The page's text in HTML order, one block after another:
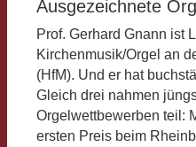
Ausgezeichnete
Prof. Gerhard Gnann ist
Kirchenmusik/Orgel an
(HfM). Und er hat
Gleich drei nahmen
Orgelwettbewerben teil:
ersten Preis beim